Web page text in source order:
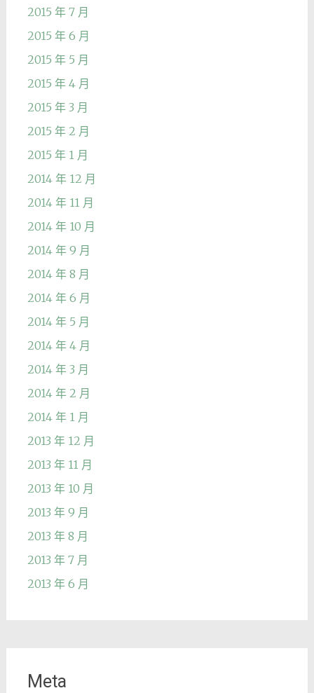
2015 年 7 月
2015 年 6 月
2015 年 5 月
2015 年 4 月
2015 年 3 月
2015 年 2 月
2015 年 1 月
2014 年 12 月
2014 年 11 月
2014 年 10 月
2014 年 9 月
2014 年 8 月
2014 年 6 月
2014 年 5 月
2014 年 4 月
2014 年 3 月
2014 年 2 月
2014 年 1 月
2013 年 12 月
2013 年 11 月
2013 年 10 月
2013 年 9 月
2013 年 8 月
2013 年 7 月
2013 年 6 月
Meta